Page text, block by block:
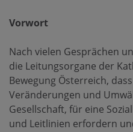
Vorwort
Nach vielen Gesprächen
die Leitungsorgane der
Bewegung Österreich,
Veränderungen und
Gesellschaft, für eine
und Leitlinien erfordern